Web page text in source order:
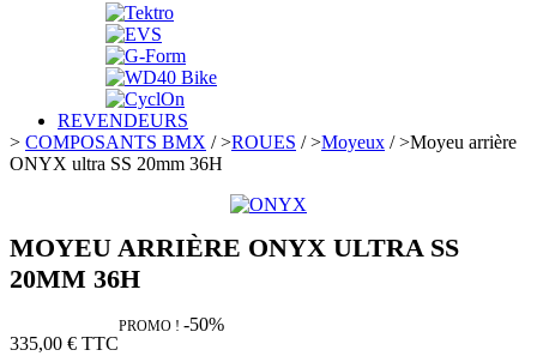
REVENDEURS
> COMPOSANTS BMX />ROUES />Moyeux />Moyeu arrière
ONYX ultra SS 20mm 36H
MOYEU ARRIÈRE ONYX ULTRA SS
20MM 36H
335,00 € TTC
PROMO ! -50%